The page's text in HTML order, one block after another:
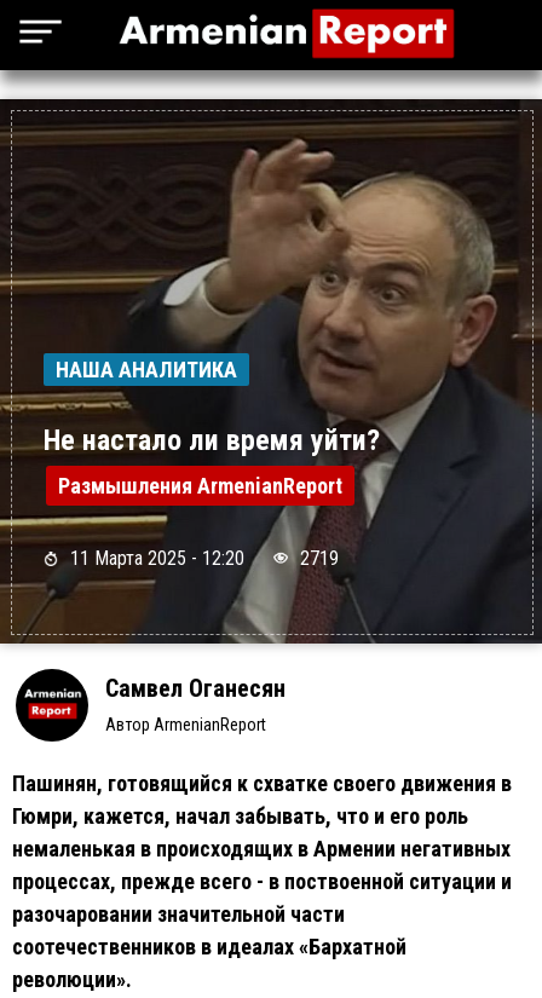
НАША АНАЛИТИКА
Не настало ли время уйти?
Размышления ArmenianReport
11 Марта 2025 - 12:20 2719
Самвел Оганесян
Автор ArmenianReport
Пашинян, готовящийся к схватке своего движения в
Гюмри, кажется, начал забывать, что и его роль
немаленькая в происходящих в Армении негативных
процессах, прежде всего - в поствоенной ситуации и
разочаровании значительной части
соотечественников в идеалах «Бархатной
революции».